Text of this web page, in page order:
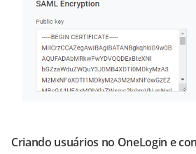
Criando usuários no OneLogin e